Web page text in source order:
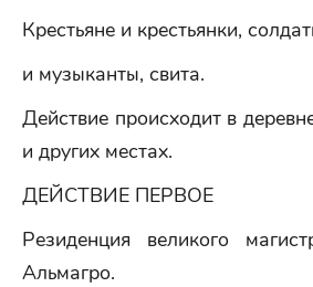
Крестьяне и крестьянки,
и музыканты, свита.
Действие происходит в
и других местах.
ДЕЙСТВИЕ ПЕРВОЕ
Резиденция великого
Альмагро.